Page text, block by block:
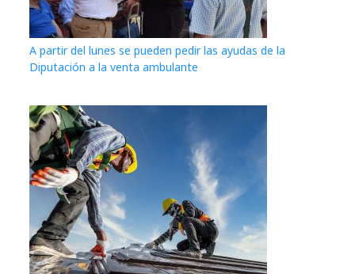
A partir del lunes se pueden pedir las ayudas de la
Diputación a la venta ambulante